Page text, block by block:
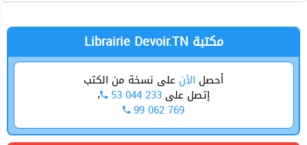
Librairie Devoir.TN مكتبة
أحصل الأن على نسخة من الكتب
إتصل على 53 044 233 ،
99 062 769